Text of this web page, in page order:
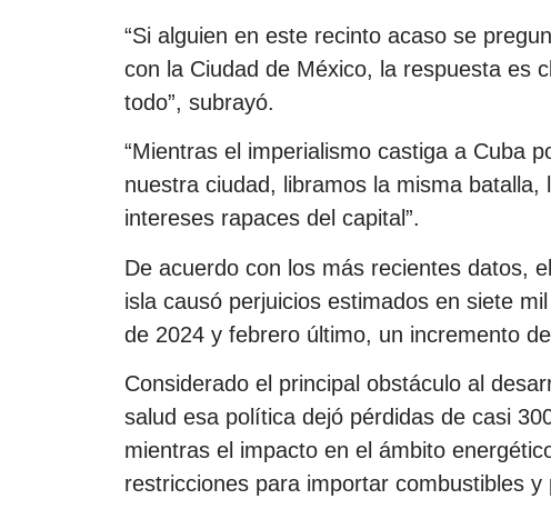
“Si alguien en este recinto acaso se
con la Ciudad de México, la respuesta es
todo”, subrayó.
“Mientras el imperialismo castiga a Cuba
nuestra ciudad, libramos la misma
intereses rapaces del capital”.
De acuerdo con los más recientes datos,
isla causó perjuicios estimados en siete
de 2024 y febrero último, un incremento
Considerado el principal obstáculo al
salud esa política dejó pérdidas de casi
mientras el impacto en el ámbito
restricciones para importar combustibles y